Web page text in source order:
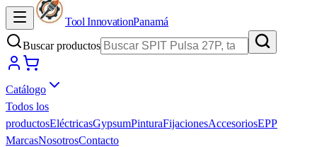
Tool InnovationPanamá
Buscar productos
Catálogo
Todos los
productosEléctricasGypsumPinturaFijacionesAccesoriosEPP
MarcasNosotrosContacto